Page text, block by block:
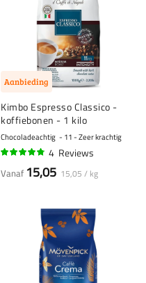
Aanbieding
Kimbo Espresso Classico -
koffiebonen - 1 kilo
Chocoladeachtig 11 - Zeer krachtig
4 Reviews
Vanaf 15,05 15,05 / kg